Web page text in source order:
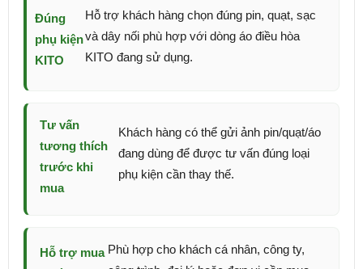
Đúng
phụ kiện
KITO
Hỗ trợ khách hàng chọn đúng pin, quạt, sạc
và dây nối phù hợp với dòng áo điều hòa
KITO đang sử dụng.
Tư vấn
tương thích
trước khi
mua
Khách hàng có thể gửi ảnh pin/quạt/áo
đang dùng để được tư vấn đúng loại
phụ kiện cần thay thế.
Hỗ trợ mua Phù hợp cho khách cá nhân, công ty,